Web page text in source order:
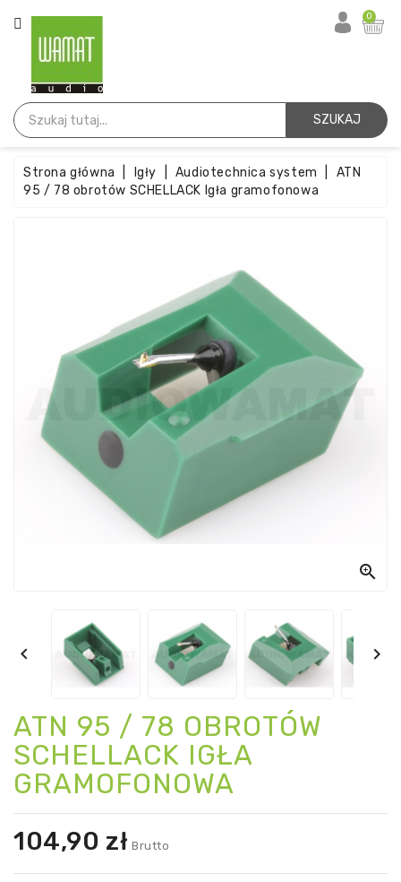
KATEGORIA
Główna
Igły
Wkładki
0
SZUKAJ
Strona główna Igły Audiotechnica system
ATN
95 / 78 obrotów SCHELLACK Igła gramofonowa

 
ATN 95 / 78 OBROTÓW
SCHELLACK IGŁA
GRAMOFONOWA
104,90 zł Brutto